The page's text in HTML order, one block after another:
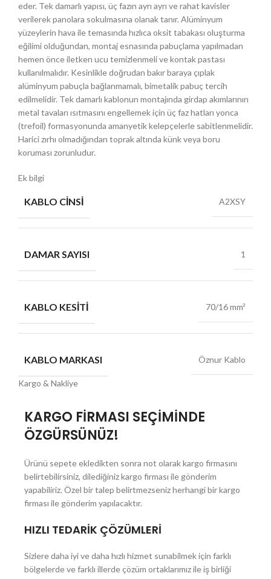
eder. Tek damarlı yapısı, üç fazın ayrı ayrı ve rahat kavisler
verilerek panolara sokulmasına olanak tanır. Alüminyum
yüzeylerin hava ile temasında hızlıca oksit tabakası oluşturma
eğilimi olduğundan, montaj esnasında pabuçlama yapılmadan
hemen önce iletken ucu temizlenmeli ve kontak pastası
kullanılmalıdır. Kesinlikle doğrudan bakır baraya çıplak
alüminyum pabuçla bağlanmamalı, bimetalik pabuç tercih
edilmelidir. Tek damarlı kablonun montajında girdap akımlarının
metal tavaları ısıtmasını engellemek için üç faz hatları yonca
(trefoil) formasyonunda amanyetik kelepçelerle sabitlenmelidir.
Harici zırhı olmadığından toprak altında künk veya boru
koruması zorunludur.
Ek bilgi
KABLO CINSI A2XSY
DAMAR SAYISI 1
KABLO KESITI 70/16 mm²
KABLO MARKASI Öznur Kablo
Kargo & Nakliye
KARGO FİRMASI SEÇİMİNDE
ÖZGÜRSÜNÜZ!
Ürünü sepete ekledikten sonra not olarak kargo firmasını
belirtebilirsiniz, dilediğiniz kargo firması ile gönderim
yapabiliriz. Özel bir talep belirtmezseniz herhangi bir kargo
firması ile gönderim yapılacaktır.
HIZLI TEDARİK ÇÖZÜMLERİ
Sizlere daha iyi ve daha hızlı hizmet sunabilmek için farklı
bölgelerde ve farklı illerde çözüm ortaklarımız ile iş birliği